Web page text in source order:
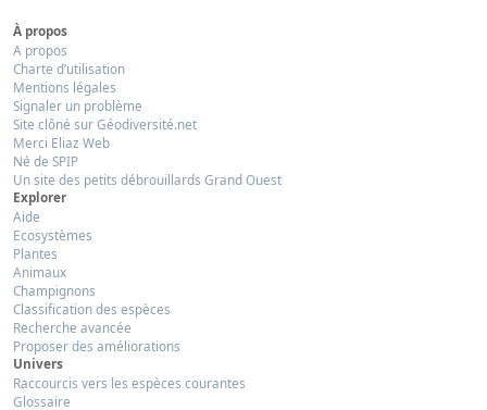
À propos
A propos
Charte d’utilisation
Mentions légales
Signaler un problème
Site clôné sur Géodiversité.net
Merci Eliaz Web
Né de SPIP
Un site des petits débrouillards Grand Ouest
Explorer
Aide
Ecosystèmes
Plantes
Animaux
Champignons
Classification des espèces
Recherche avancée
Proposer des améliorations
Univers
Raccourcis vers les espèces courantes
Glossaire